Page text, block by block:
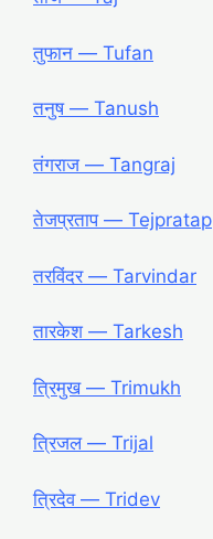
तुफान ― Tufan
तनुष ― Tanush
तंगराज ― Tangraj
तेजप्रताप ― Tejpratap
तरविंदर ― Tarvindar
तारकेश ― Tarkesh
त्रिमुख ― Trimukh
त्रिजल ― Trijal
त्रिदेव ― Tridev